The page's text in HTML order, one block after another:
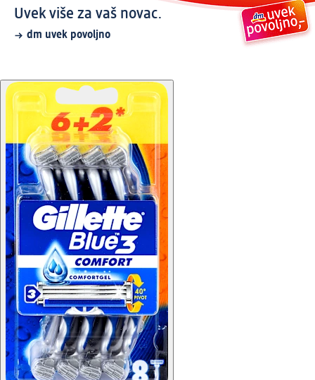
Uvek više za vaš novac.
dm uvek povoljno